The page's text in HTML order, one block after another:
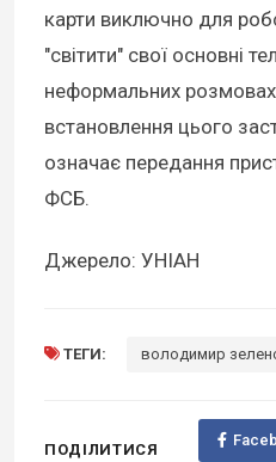
карти виключно для
"світити" свої основні
неформальних
встановлення цього
означає передання
ФСБ.
Джерело: УНІАН
ТЕГИ: володимир
ПОДІЛИТИСЯ